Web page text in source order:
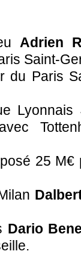
Adrien
Saint-
du Paris
Lyonnais
25 M€
Dario